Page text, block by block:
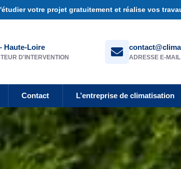
votre projet gratuitement et réalise vos
Haute-Loire
D'INTERVENTION ADRESSE E-MAIL
Contact L’entreprise de climatisation